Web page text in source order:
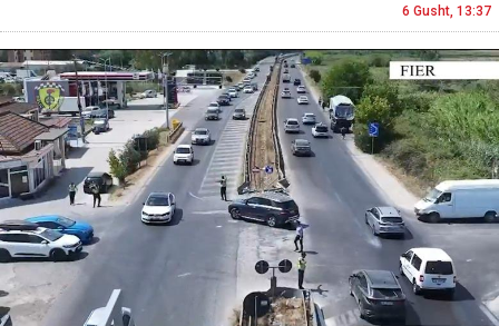
6 Gusht, 13:37